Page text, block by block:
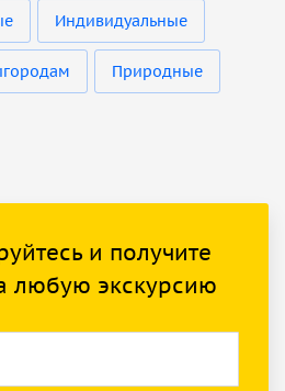
Индивидуальные
Природные
и получите
любую экскурсию